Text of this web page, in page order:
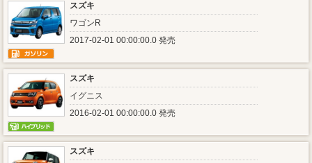
スズキ
ワゴンR
2017-02-01 00:00:00.0 発売
スズキ
イグニス
2016-02-01 00:00:00.0 発売
スズキ